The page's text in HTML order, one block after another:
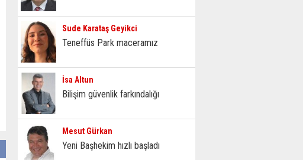
Sude Karataş Geyikci
Teneffüs Park maceramız
İsa Altun
Bilişim güvenlik farkındalığı
Mesut Gürkan
Yeni Başhekim hızlı başladı